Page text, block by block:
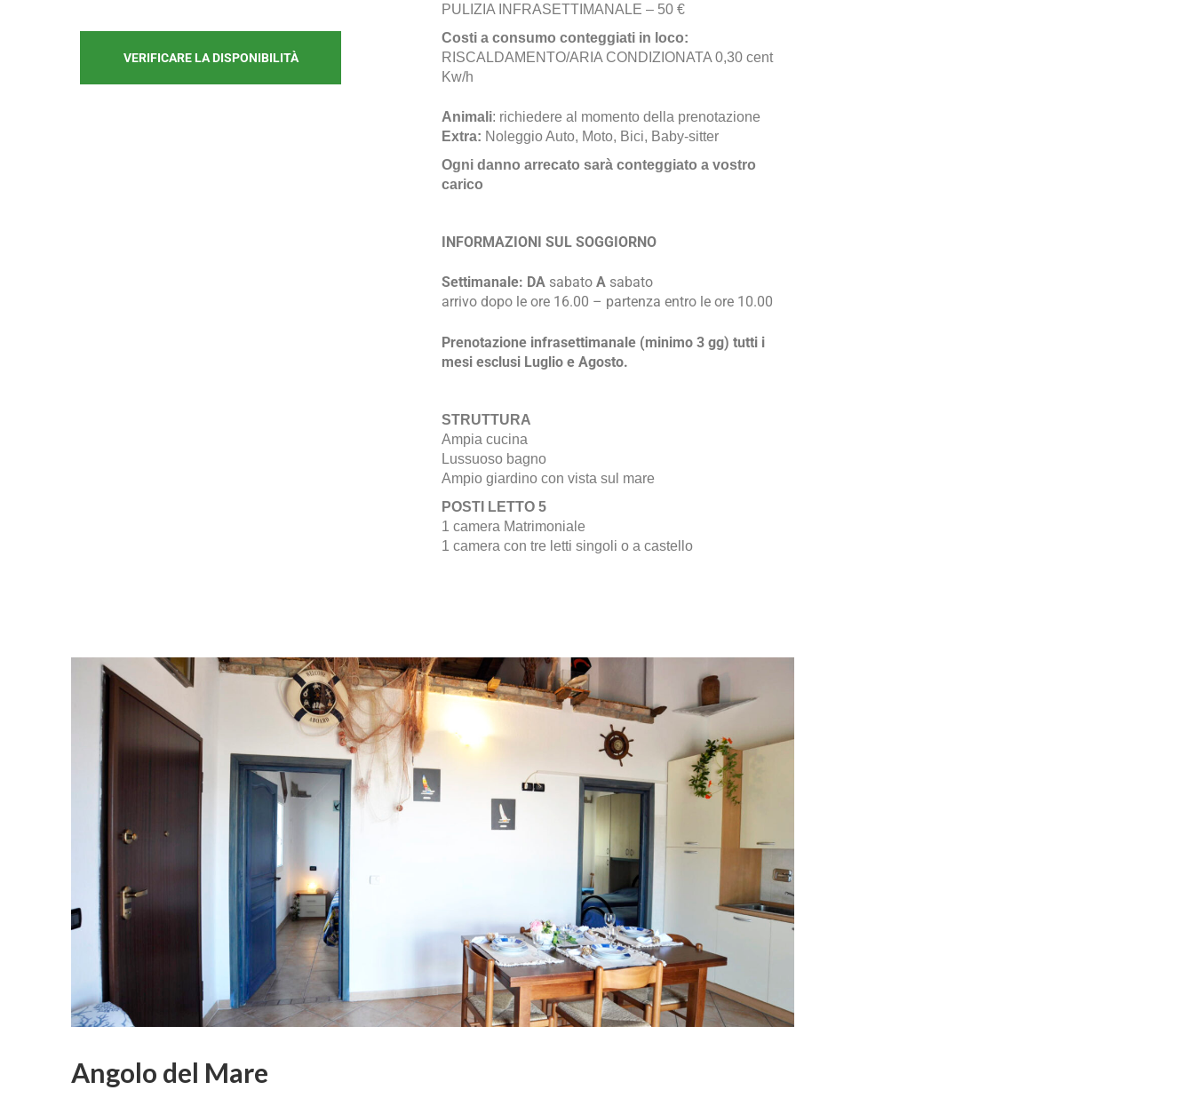
PULIZIA INFRASETTIMANALE – 50 €
Costi a consumo conteggiati in loco:
RISCALDAMENTO/ARIA CONDIZIONATA 0,30 cent
Kw/h
Animali: richiedere al momento della prenotazione
Extra: Noleggio Auto, Moto, Bici, Baby-sitter
Ogni danno arrecato sarà conteggiato a vostro
carico
INFORMAZIONI SUL SOGGIORNO
Settimanale: DA sabato Asabato
arrivo dopo le ore 16.00 – partenza entro le ore 10.00
Prenotazione infrasettimanale (minimo 3 gg) tutti i
mesi esclusi Luglio e Agosto.
STRUTTURA
Ampia cucina
Lussuoso bagno
Ampio giardino con vista sul mare
POSTI LETTO 5
1 camera Matrimoniale
1 camera con tre letti singoli o a castello
Angolo del Mare